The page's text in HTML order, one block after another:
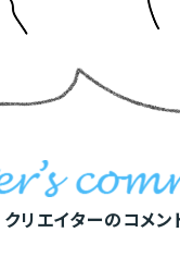
クリエイターのコメン